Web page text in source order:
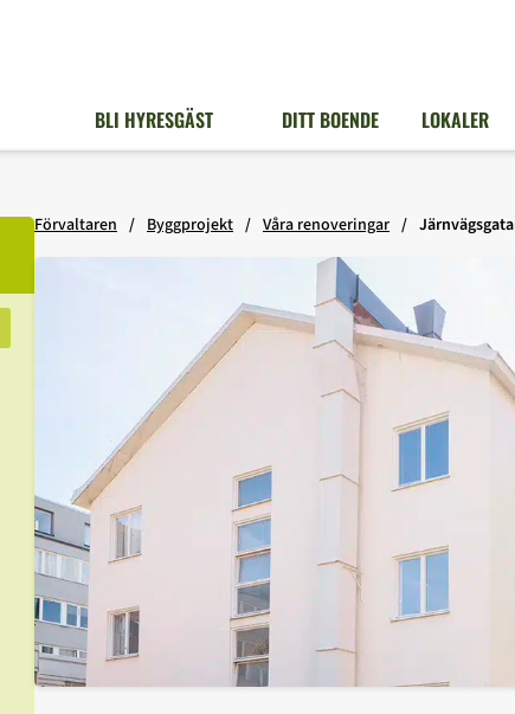
BLI HYRESGÄST DITT BOENDE LOKALER
Öppna/stäng underlänkar
Förvaltaren Byggprojekt Våra renoveringar